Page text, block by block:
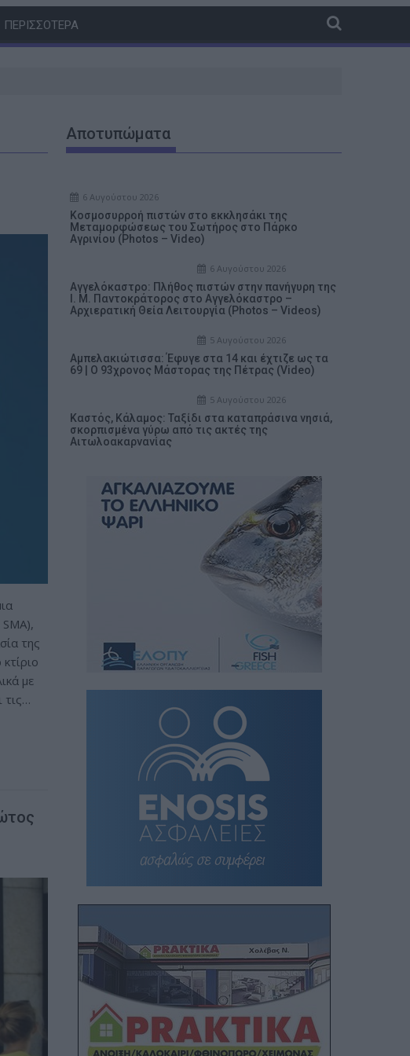
ΠΕΡΙΣΣΌΤΕΡΑ
της
με
τις…
Αποτυπώματα
6 Αυγούστου 2026
Κοσμοσυρροή πιστών στο εκκλησάκι της
Μεταμορφώσεως του Σωτήρος στο Πάρκο
Αγρινίου (Photos – Video)
6 Αυγούστου 2026
Αγγελόκαστρο: Πλήθος πιστών στην πανήγυρη της
Ι. Μ. Παντοκράτορος στο Αγγελόκαστρο –
Αρχιερατική Θεία Λειτουργία (Photos – Videos)
5 Αυγούστου 2026
Αμπελακιώτισσα: Έφυγε στα 14 και έχτιζε ως τα
69 | Ο 93χρονος Μάστορας της Πέτρας (Video)
5 Αυγούστου 2026
Καστός, Κάλαμος: Ταξίδι στα καταπράσινα νησιά,
σκορπισμένα γύρω από τις ακτές της
Αιτωλοακαρνανίας